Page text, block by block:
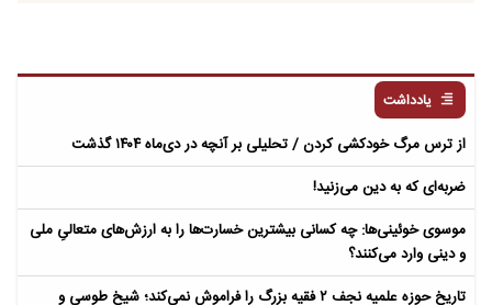
یادداشت
از ترس مرگ خودکشی کردن / تحلیلی بر آنچه در دی‌ماه ۱۴۰۴ گذشت
ضربه‌ای که به دین می‌زنید!
موسوی خوئینی‌ها: چه کسانی بیشترین خسارت‌ها را به ارزش‌های متعالیِ ملی
و دینی وارد می‌کنند؟
تاریخ حوزه علمیه نجف ۲ فقیه بزرگ را فراموش نمی‌کند؛ شیخ طوسی و